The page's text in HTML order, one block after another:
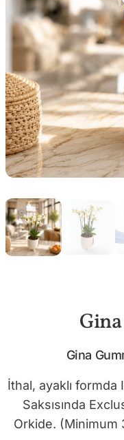
Gina
İthal, ayaklı formda
Saksısında
Orkide. (Minimum